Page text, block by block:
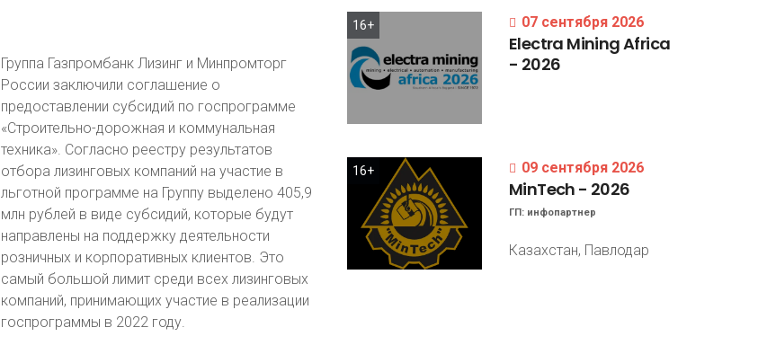
Группа Газпромбанк Лизинг и Минпромторг
России заключили соглашение о
предоставлении субсидий по госпрограмме
«Строительно-дорожная и коммунальная
техника». Согласно реестру результатов
отбора лизинговых компаний на участие в
льготной программе на Группу выделено 405,9
млн рублей в виде субсидий, которые будут
направлены на поддержку деятельности
розничных и корпоративных клиентов. Это
самый большой лимит среди всех лизинговых
компаний, принимающих участие в реализации
госпрограммы в 2022 году.
16+ 07 сентября 2026
Electra MiningAfrica
- 2026
16+ 09 сентября 2026
MinTech - 2026
ГП: инфопартнер
Казахстан, Павлодар